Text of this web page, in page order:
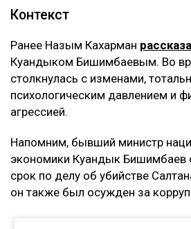
Контекст
Ранее Назым Кахарман
Куандыком Бишимбаевым. Во
столкнулась с изменами,
психологическим давлением и
агрессией.
Напомним, бывший министр
экономики Куандык Бишимбаев
срок по делу об убийстве
он также был осужден за